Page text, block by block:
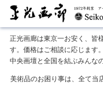
正光画廊は東京一お安く、皆
す。価格はご相談に応じます。
中央画壇と全国を結ぶみんな
美術品のお困り事は、全て当